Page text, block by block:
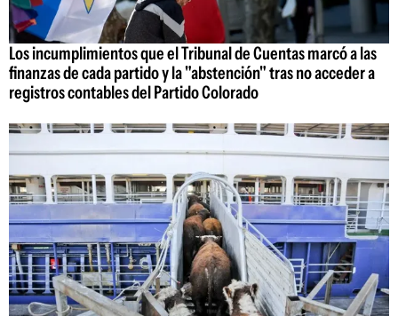
Los incumplimientos que el Tribunal de Cuentas marcó a las
finanzas de cada partido y la "abstención" tras no acceder a
registros contables del Partido Colorado